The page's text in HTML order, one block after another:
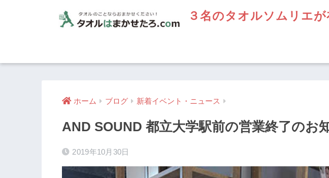
３名のタオルソムリエ
ホーム ブログ 新着イベント・ニュース
AND SOUND 都立大学駅前の営業終了のお
2019年10月30日